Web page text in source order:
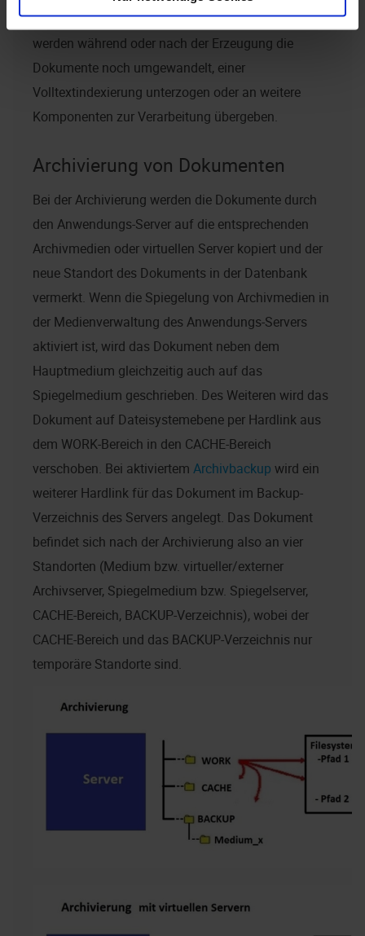
Standort im WORK-Bereich. Je nach Konfiguration
werden während oder nach der Erzeugung die
Dokumente noch umgewandelt, einer
Volltextindexierung unterzogen oder an weitere
Komponenten zur Verarbeitung übergeben.
Archivierung von Dokumenten
Bei der Archivierung werden die Dokumente durch
den Anwendungs-Server auf die entsprechenden
Archivmedien oder virtuellen Server kopiert und der
neue Standort des Dokuments in der Datenbank
vermerkt. Wenn die Spiegelung von Archivmedien in
der Medienverwaltung des Anwendungs-Servers
aktiviert ist, wird das Dokument neben dem
Hauptmedium gleichzeitig auch auf das
Spiegelmedium geschrieben. Des Weiteren wird das
Dokument auf Dateisystemebene per Hardlink aus
dem WORK-Bereich in den CACHE-Bereich
verschoben. Bei aktiviertem Archivbackup wird ein
weiterer Hardlink für das Dokument im Backup-
Verzeichnis des Servers angelegt. Das Dokument
befindet sich nach der Archivierung also an vier
Standorten (Medium bzw. virtueller/externer
Archivserver, Spiegelmedium bzw. Spiegelserver,
CACHE-Bereich, BACKUP-Verzeichnis), wobei der
CACHE-Bereich und das BACKUP-Verzeichnis nur
temporäre Standorte sind.